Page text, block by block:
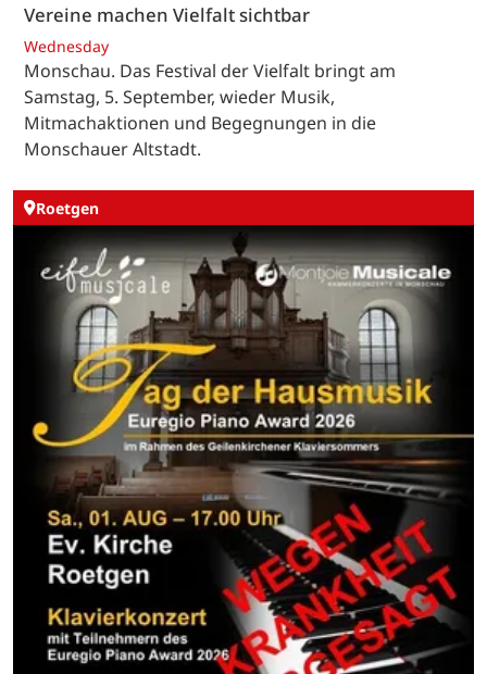
Vereine machen Vielfalt sichtbar
Wednesday
Monschau. Das Festival der Vielfalt bringt am
Samstag, 5. September, wieder Musik,
Mitmachaktionen und Begegnungen in die
Monschauer Altstadt.
Roetgen